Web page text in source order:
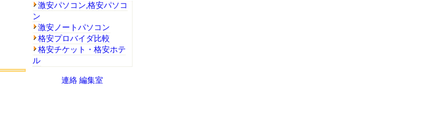
激安パソコン,格安パソコ
ン
激安ノートパソコン
格安プロバイダ比較
格安チケット・格安ホテ
ル
連絡 編集室